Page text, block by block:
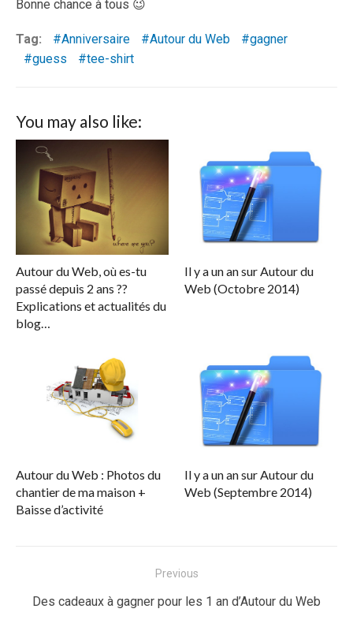
Bonne chance à tous 😉
Tag: Anniversaire Autour du Web
gagner
guess
tee-shirt
You may also like:
Autour du Web, où es-tu
passé depuis 2 ans ??
Explications et actualités du
blog…
Il y a un an sur Autour du
Web (Octobre 2014)
Autour du Web : Photos du
chantier de ma maison +
Baisse d’activité
Il y a un an sur Autour du
Web (Septembre 2014)
de
Previous
Previous
Des cadeaux à gagner pour les 1 an d’Autour du Web